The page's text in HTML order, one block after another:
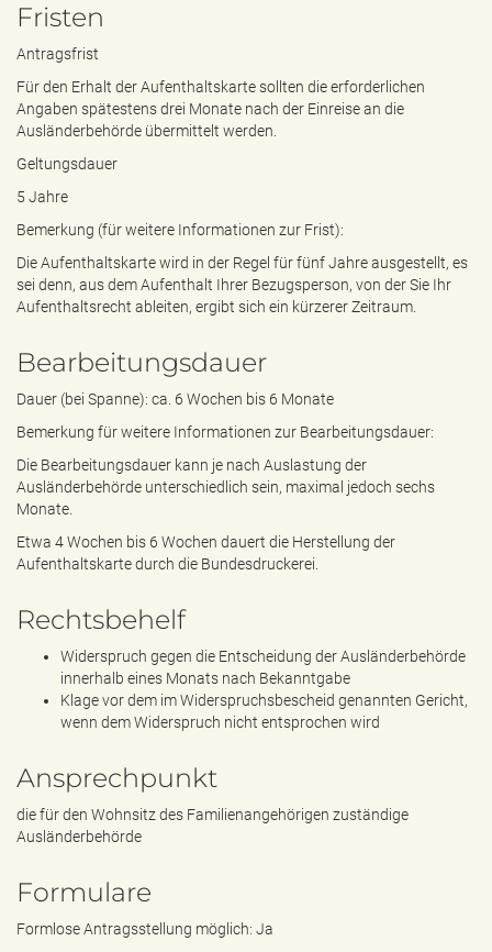
Fristen
Antragsfrist
Für den Erhalt der Aufenthaltskarte sollten die erforderlichen
Angaben spätestens drei Monate nach der Einreise an die
Ausländerbehörde übermittelt werden.
Geltungsdauer
5 Jahre
Bemerkung (für weitere Informationen zur Frist):
Die Aufenthaltskarte wird in der Regel für fünf Jahre ausgestellt, es
sei denn, aus dem Aufenthalt Ihrer Bezugsperson, von der Sie Ihr
Aufenthaltsrecht ableiten, ergibt sich ein kürzerer Zeitraum.
Bearbeitungsdauer
Dauer (bei Spanne): ca. 6 Wochen bis 6 Monate
Bemerkung für weitere Informationen zur Bearbeitungsdauer:
Die Bearbeitungsdauer kann je nach Auslastung der
Ausländerbehörde unterschiedlich sein, maximal jedoch sechs
Monate.
Etwa 4 Wochen bis 6 Wochen dauert die Herstellung der
Aufenthaltskarte durch die Bundesdruckerei.
Rechtsbehelf
Widerspruch gegen die Entscheidung der Ausländerbehörde
innerhalb eines Monats nach Bekanntgabe
Klage vor dem im Widerspruchsbescheid genannten Gericht,
wenn dem Widerspruch nicht entsprochen wird
Ansprechpunkt
die für den Wohnsitz des Familienangehörigen zuständige
Ausländerbehörde
Formulare
Formlose Antragsstellung möglich: Ja